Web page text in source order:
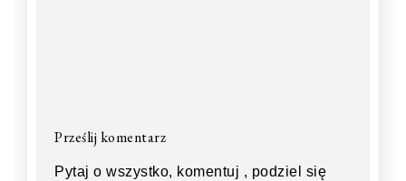
Prześlij komentarz
Pytaj o wszystko, komentuj , podziel się